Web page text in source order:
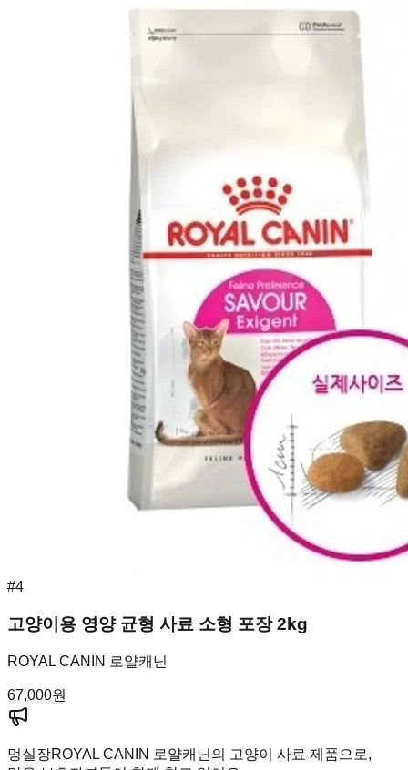
#4
고양이용 영양 균형 사료 소형 포장 2kg
ROYAL CANIN 로얄캐닌
67,000원
멍실장ROYAL CANIN 로얄캐닌의 고양이 사료 제품으로,